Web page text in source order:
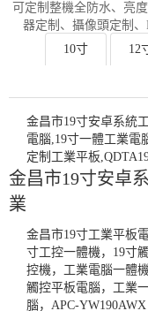
可定制整機全防水、亮
器定制、攝像頭定制
10寸
12
金昌市19寸安卓系統
電腦,19寸一體工業電
定制工業平板
金昌市19寸安卓
業
金昌市19寸工業平板
寸工控一體機，19寸
控機，工業電腦一體
觸控平板電腦，工業
腦，APC-